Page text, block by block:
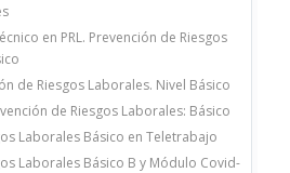
en PRL. Prevención de Riesgos
de Riesgos Laborales. Nivel Básico
de Riesgos Laborales: Básico
Laborales Básico en Teletrabajo
Laborales Básico B y Módulo Covid-